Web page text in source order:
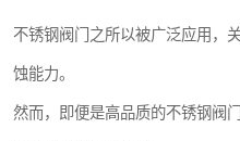
不锈钢阀门之所以被广泛应用，
蚀能力。
然而，即便是高品质的不锈钢阀